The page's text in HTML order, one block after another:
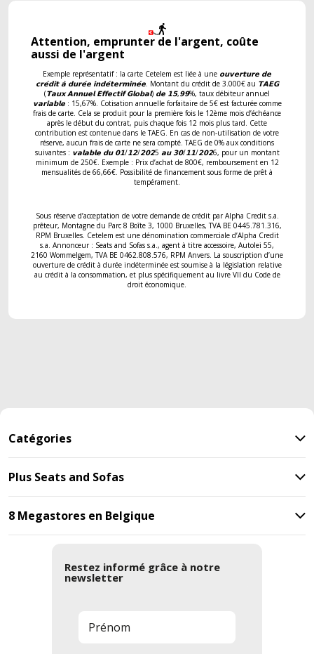
Attention, emprunter de l'argent, coûte
aussi de l'argent
Exemple représentatif : la carte Cetelem est liée à une 𝗼𝘂𝘃𝗲𝗿𝘁𝘂𝗿𝗲 𝗱𝗲
𝗰𝗿𝗲́𝗱𝗶𝘁 𝗮̀ 𝗱𝘂𝗿𝗲́𝗲 𝗶𝗻𝗱𝗲́𝘁𝗲𝗿𝗺𝗶𝗻𝗲́𝗲. Montant du crédit de 3.000€ au 𝗧𝗔𝗘𝗚
(𝗧𝗮𝘂𝘅 𝗔𝗻𝗻𝘂𝗲𝗹 𝗘𝗳𝗳𝗲𝗰𝘁𝗶𝗳 𝗚𝗹𝗼𝗯𝗮𝗹) 𝗱𝗲 𝟭𝟱,𝟵𝟵%, taux débiteur annuel
𝘃𝗮𝗿𝗶𝗮𝗯𝗹𝗲 : 15,67%. Cotisation annuelle forfaitaire de 5€ est facturée comme
frais de carte. Cela se produit pour la première fois le 12ème mois d’échéance
après le début du contrat, puis chaque fois 12 mois plus tard. Cette
contribution est contenue dans le TAEG. En cas de non-utilisation de votre
réserve, aucun frais de carte ne sera compté. TAEG de 0% aux conditions
suivantes : 𝘃𝗮𝗹𝗮𝗯𝗹𝗲 𝗱𝘂 𝟬𝟭/𝟭𝟮/𝟮𝟬𝟮5 𝗮𝘂 𝟯𝟬/𝟭𝟭/𝟮𝟬𝟮6, pour un montant
minimum de 250€. Exemple : Prix d’achat de 800€, remboursement en 12
mensualités de 66,66€. Possibilité de financement sous forme de prêt à
tempérament.
Sous réserve d’acceptation de votre demande de crédit par Alpha Credit s.a.
prêteur, Montagne du Parc 8 Boîte 3, 1000 Bruxelles, TVA BE 0445.781.316,
RPM Bruxelles. Cetelem est une dénomination commerciale d’Alpha Credit
s.a. Annonceur : Seats and Sofas s.a., agent à titre accessoire, Autolei 55,
2160 Wommelgem, TVA BE 0462.808.576, RPM Anvers. La souscription d’une
ouverture de crédit à durée indéterminée est soumise à la législation relative
au crédit à la consommation, et plus spécifiquement au livre VII du Code de
droit économique.
Catégories
Plus Seats and Sofas
8 Megastores en Belgique
Restez informé grâce à notre
newsletter